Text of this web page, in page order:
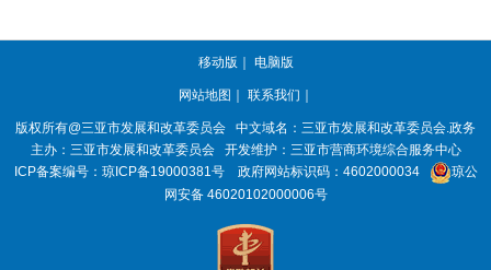
移动版 电脑版
网站地图 联系我们
版权所有@三亚市发展和改革委员会
中文域名：三亚市发展和改革委员会.政务
主办：三亚市发展和改革委员会
开发维护：三亚市营商环境综合服务中心
ICP备案编号： 琼ICP备19000381号 政府网站标识码： 4602000034
琼公
网安备 46020102000006号